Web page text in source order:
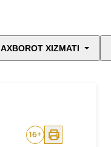
AXBOROT XIZMATI
16+